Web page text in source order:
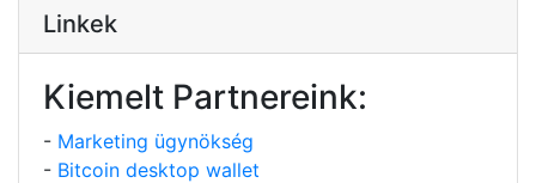
Linkek
Kiemelt Partnereink:
- Marketing ügynökség
- Bitcoin desktop wallet